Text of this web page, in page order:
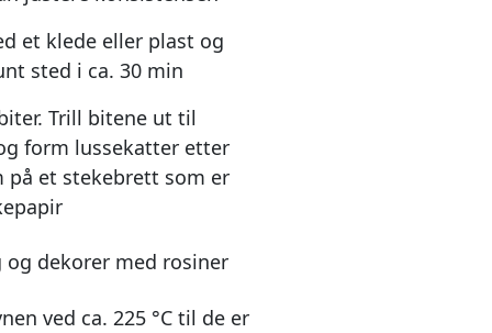
et klede eller plast og
sted i ca. 30 min
Trill bitene ut til
form lussekatter etter
på et stekebrett som er
og dekorer med rosiner
ved ca. 225 °C til de er